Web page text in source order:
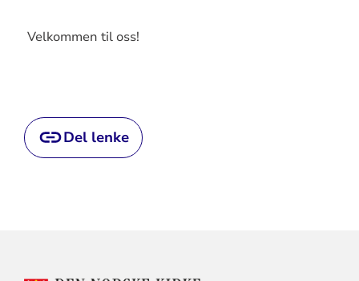
Velkommen til oss!
Del lenke